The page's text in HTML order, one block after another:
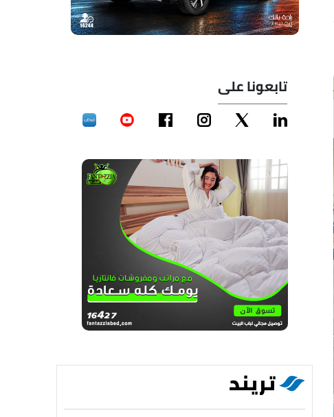
تابعونا على
تريند